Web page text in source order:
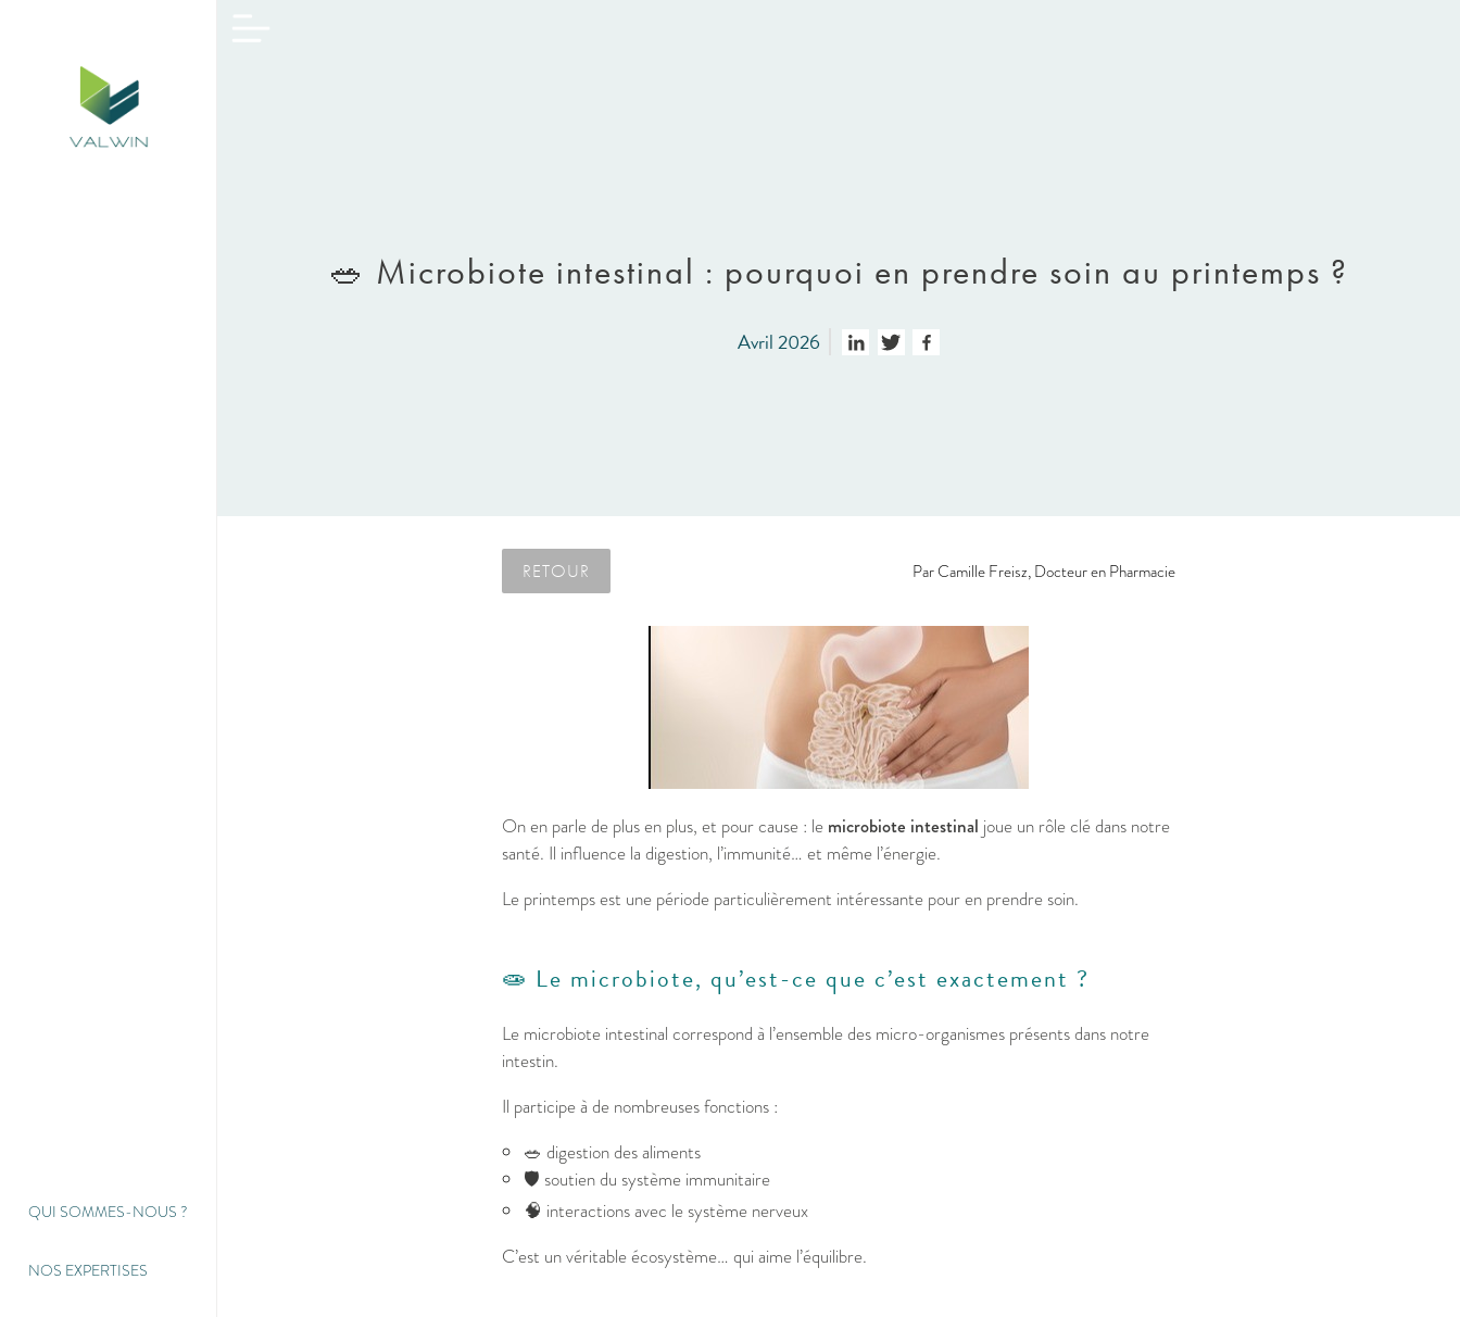
🥗 Microbiote intestinal : pourquoi en prendre soin au printemps ?
Avril 2026
RETOUR ParCamille Freisz, Docteur en Pharmacie
On en parle de plus en plus, et pour cause : le microbiote intestinal joue un rôle clé dans notre
santé. Il influence la digestion, l’immunité… et même l’énergie.
Le printemps est une période particulièrement intéressante pour en prendre soin.
🧫 Le microbiote, qu’est-ce que c’est exactement ?
Le microbiote intestinal correspond à l’ensemble des micro-organismes présents dans notre
intestin.
Il participe à de nombreuses fonctions :
🥗 digestion des aliments
🛡️ soutien du système immunitaire
🧠 interactions avec le système nerveux
C’est un véritable écosystème… qui aime l’équilibre.
QUI SOMMES-NOUS ?
NOS EXPERTISES